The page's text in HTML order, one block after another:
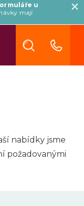
u
mají
nabídky jsme
požadovanými